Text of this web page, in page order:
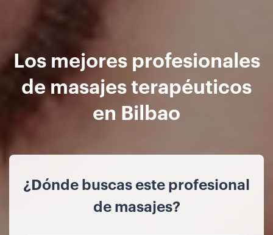
Los mejores profesionales
de masajes terapéuticos
en Bilbao
¿Dónde buscas este profesional
de masajes?